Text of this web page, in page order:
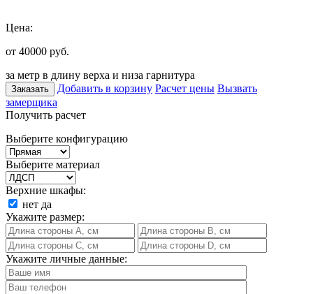
Цена:
от 40000 руб.
за метр в длину верха и низа гарнитура
Заказать Добавить в корзину Расчет цены Вызвать
замерщика
Получить расчет
Выберите конфигурацию
Выберите материал
Верхние шкафы:
нет да
Укажите размер:
Укажите личные данные: